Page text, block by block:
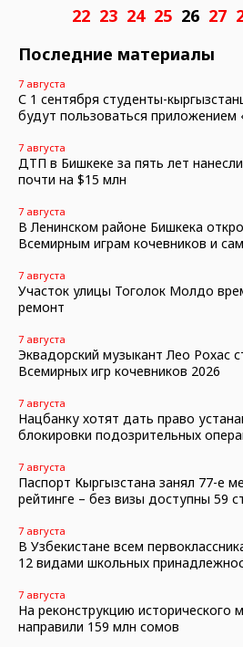
22 23 24 25 26 27
Последние материалы
7 августа
С 1 сентября студенты-
будут пользоваться приложением
7 августа
ДТП в Бишкеке за пять лет
почти на $15 млн
7 августа
В Ленинском районе Бишкека
Всемирным играм кочевников и
7 августа
Участок улицы Тоголок Молдо
ремонт
7 августа
Эквадорский музыкант Лео Рохас
Всемирных игр кочевников 2026
7 августа
Нацбанку хотят дать право
блокировки подозрительных
7 августа
Паспорт Кыргызстана занял 77-е
рейтинге – без визы доступны 59
7 августа
В Узбекистане всем
12 видами школьных
7 августа
На реконструкцию исторического
направили 159 млн сомов